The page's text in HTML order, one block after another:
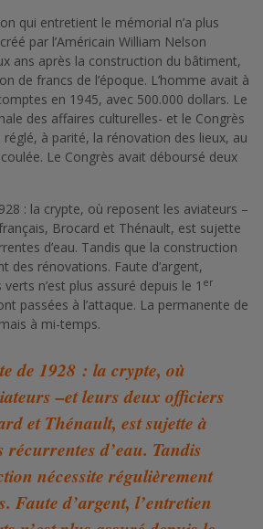
qui entretient le mémorial n’a plus
par l’Américain William Nelson
ans après la construction du bâtiment,
de francs de l’époque. L’homme avait à
en 1945, avec 500.000 dollars. Le
des affaires culturelles- et le Congrès
à parité, la rénovation des lieux, au
Le Congrès avait déboursé deux
: la crypte, où reposent les aviateurs –
Brocard et Thénault, est sujette
d’eau. Tandis que la construction
des rénovations. Faute d’argent,
n’est plus assuré depuis le 1 er
passées à l’attaque. La permanente de
à mi-temps.
de 1928 : la crypte, où
–et leurs deux officiers
et Thénault, est sujette à
d’eau. Tandis
nécessite régulièrement
Faute d’argent, l’entretien